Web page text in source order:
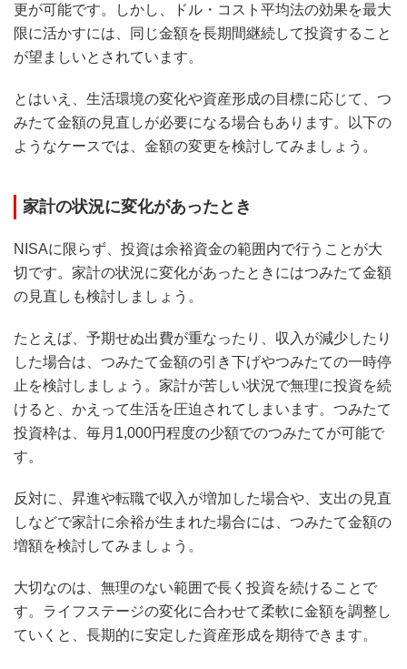
更が可能です。しかし、ドル・コスト平均法の効果を最大
限に活かすには、同じ金額を長期間継続して投資すること
が望ましいとされています。
とはいえ、生活環境の変化や資産形成の目標に応じて、つ
みたて金額の見直しが必要になる場合もあります。以下の
ようなケースでは、金額の変更を検討してみましょう。
家計の状況に変化があったとき
NISAに限らず、投資は余裕資金の範囲内で行うことが大
切です。家計の状況に変化があったときにはつみたて金額
の見直しも検討しましょう。
たとえば、予期せぬ出費が重なったり、収入が減少したり
した場合は、つみたて金額の引き下げやつみたての一時停
止を検討しましょう。家計が苦しい状況で無理に投資を続
けると、かえって生活を圧迫されてしまいます。つみたて
投資枠は、毎月1,000円程度の少額でのつみたてが可能で
す。
反対に、昇進や転職で収入が増加した場合や、支出の見直
しなどで家計に余裕が生まれた場合には、つみたて金額の
増額を検討してみましょう。
大切なのは、無理のない範囲で長く投資を続けることで
す。ライフステージの変化に合わせて柔軟に金額を調整し
ていくと、長期的に安定した資産形成を期待できます。